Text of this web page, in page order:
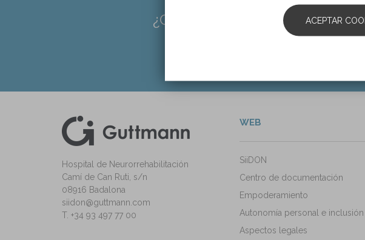
¿CREES QUE FALTA
Hospital de Neurorrehabilitación
Camí de Can Ruti, s/n
08916 Badalona
siidon@guttmann.com
T. +34 93 497 77 00
WEB
SiiDON
Centro de documentación
Empoderamiento
Autonomía personal e inclusión
Aspectos legales
ACEPTAR